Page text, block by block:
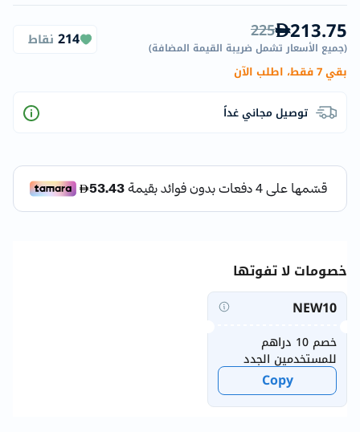
213.75
225
(جميع الأسعار تشمل ضريبة القيمة المضافة)
214 نقاط
بقي 7 فقط، اطلب الآن
توصيل مجاني غداً
خصومات لا تفوتها
NEW10
خصم 10 دراهم
للمستخدمين الجدد
Copy